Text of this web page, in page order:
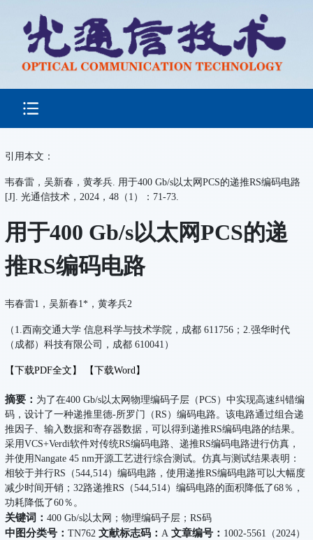
引用本文：
韦春雷，吴新春，黄孝兵. 用于400 Gb/s以太网PCS的递推RS编码电路
[J]. 光通信技术，2024，48（1）：71-73.
用于400 Gb/s以太网PCS的递
推RS编码电路
韦春雷1，吴新春1*，黄孝兵2
（1.西南交通大学 信息科学与技术学院，成都 611756；2.强华时代
（成都）科技有限公司，成都 610041）
【下载PDF全文】 【下载Word】
摘要： 为了在400 Gb/s以太网物理编码子层（PCS）中实现高速纠错编
码，设计了一种递推里德-所罗门（RS）编码电路。该电路通过组合递
推因子、输入数据和寄存器数据，可以得到递推RS编码电路的结果。
采用VCS+Verdi软件对传统RS编码电路、递推RS编码电路进行仿真，
并使用Nangate 45 nm开源工艺进行综合测试。仿真与测试结果表明：
相较于并行RS（544,514）编码电路，使用递推RS编码电路可以大幅度
减少时间开销；32路递推RS（544,514）编码电路的面积降低了68％，
功耗降低了60％。
关键词：400 Gb/s以太网；物理编码子层；RS码
中图分类号：TN762文献标志码： A文章编号： 1002-5561（2024）